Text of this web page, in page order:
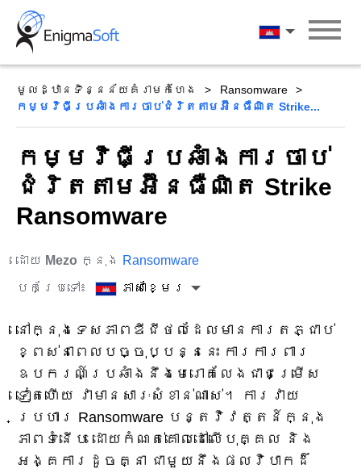
Skip
content
ភាសាខ្មែរ
មូលដ្ឋានទិន្នន័យគំរាមកំហែង
Ransomware
កម្មវិធី​ប្រឆាំង​ការ​ចាប់​ជំរិត​តាម​អ៊ីនធឺណិត Strike...
កម្មវិធី​ប្រឆាំង​ការ​ចាប់​
ជំរិត​តាម​អ៊ីនធឺណិត Strike
Ransomware
ដោយ Mezo ក្នុង
Ransomware
បកប្រែទៅ៖
ភាសាខ្មែរ
នៅក្នុងទេសភាពឌីជីថលដែលមានការតភ្ជាប់
ខ្ពស់នាពេលបច្ចុប្បន្ននេះ ការការពារ
ឧបករណ៍ប្រឆាំងនឹងមេរោគលែងជាជម្រើស
ទៀតហើយ វាមានសារៈសំខាន់ណាស់។ ការវាយ
ប្រហារ Ransomware បន្តវិវត្តន៍ក្នុង
ភាពទំនើប ដោយកំណត់គោលដៅលើបុគ្គល និង
អង្គការដូចគ្នា ជាមួយនឹងផលវិបាកដ៏